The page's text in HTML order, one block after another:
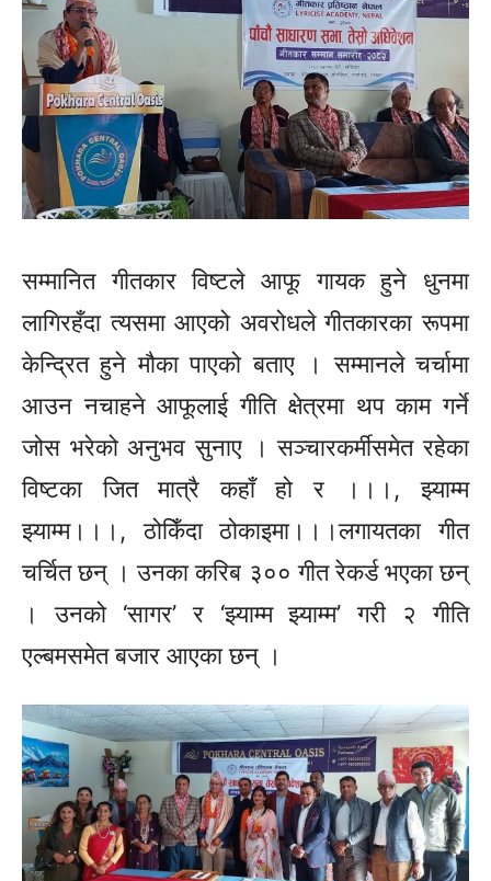
सम्मानित गीतकार विष्टले आफू गायक हुने धुनमा
लागिरहँदा त्यसमा आएको अवरोधले गीतकारका रूपमा
केन्द्रित हुने मौका पाएको बताए । सम्मानले चर्चामा
आउन नचाहने आफूलाई गीति क्षेत्रमा थप काम गर्ने
जोस भरेको अनुभव सुनाए । सञ्चारकर्मीसमेत रहेका
विष्टका जित मात्रै कहाँ हो र ।।।, झ्याम्म
झ्याम्म।।।, ठोकिँदा ठोकाइमा।।।लगायतका गीत
चर्चित छन् । उनका करिब ३०० गीत रेकर्ड भएका छन्
। उनको ‘सागर’ र ‘झ्याम्म झ्याम्म’ गरी २ गीति
एल्बमसमेत बजार आएका छन् ।